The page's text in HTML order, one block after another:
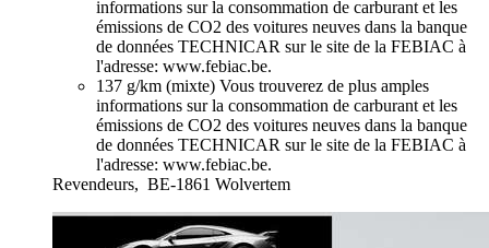
informations sur la consommation de carburant et les
émissions de CO2 des voitures neuves dans la banque
de données TECHNICAR sur le site de la FEBIAC à
l'adresse: www.febiac.be.
137 g/km (mixte) Vous trouverez de plus amples
informations sur la consommation de carburant et les
émissions de CO2 des voitures neuves dans la banque
de données TECHNICAR sur le site de la FEBIAC à
l'adresse: www.febiac.be.
Revendeurs, BE-1861 Wolvertem